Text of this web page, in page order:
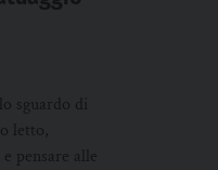
sguardo di
letto,
pensare alle